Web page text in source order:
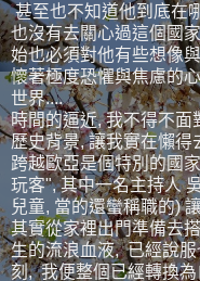
甚至也不知道他到底在
也沒有去關心過這個國
始也必須對他有些想像
懷著極度恐懼與焦慮的
世界....
時間的逼近, 我不得不面
歷史背景, 讓我實在懶
跨越歐亞是個特別的國
玩客", 其中一名主持人
兒童, 當的還蠻稱職的)
其實從家裡出門準備去
生的流浪血液, 已經說
刻, 我便整個已經轉換